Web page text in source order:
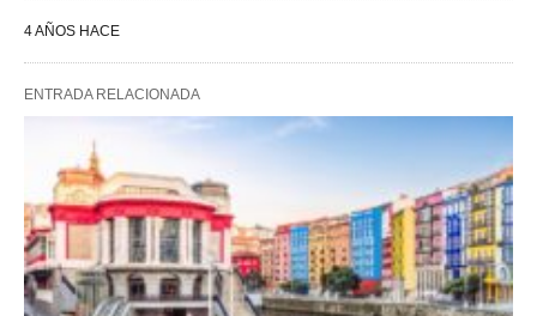
4 AÑOS HACE
ENTRADA RELACIONADA